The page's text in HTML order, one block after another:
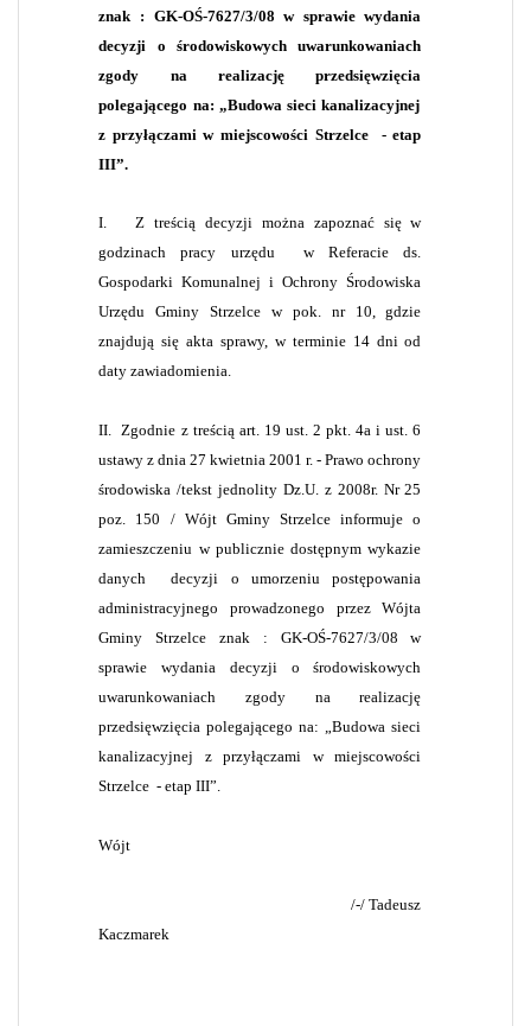
znak : GK-OŚ-7627/3/08 w sprawie wydania
decyzji o środowiskowych uwarunkowaniach
zgody na realizację przedsięwzięcia
polegającego na: „Budowa sieci kanalizacyjnej
z przyłączami w miejscowości Strzelce
- etap
III”.
I.
Z treścią decyzji można zapoznać się w
godzinach pracy urzędu
w Referacie ds.
Gospodarki Komunalnej i Ochrony Środowiska
Urzędu Gminy Strzelce w pok. nr 10, gdzie
znajdują się akta sprawy, w terminie 14 dni od
daty zawiadomienia.
II.
Zgodnie z treścią art. 19 ust. 2 pkt. 4a i ust. 6
ustawy z dnia 27 kwietnia 2001 r. - Prawo ochrony
środowiska /tekst jednolity Dz.U. z 2008r. Nr 25
poz. 150 / Wójt Gminy Strzelce informuje o
zamieszczeniu w publicznie dostępnym wykazie
danych
decyzji o umorzeniu postępowania
administracyjnego prowadzonego przez Wójta
Gminy Strzelce znak : GK-OŚ-7627/3/08 w
sprawie wydania decyzji o środowiskowych
uwarunkowaniach zgody na realizację
przedsięwzięcia polegającego na: „Budowa sieci
kanalizacyjnej z przyłączami w miejscowości
Strzelce - etap III”.
Wójt
/-/ Tadeusz
Kaczmarek